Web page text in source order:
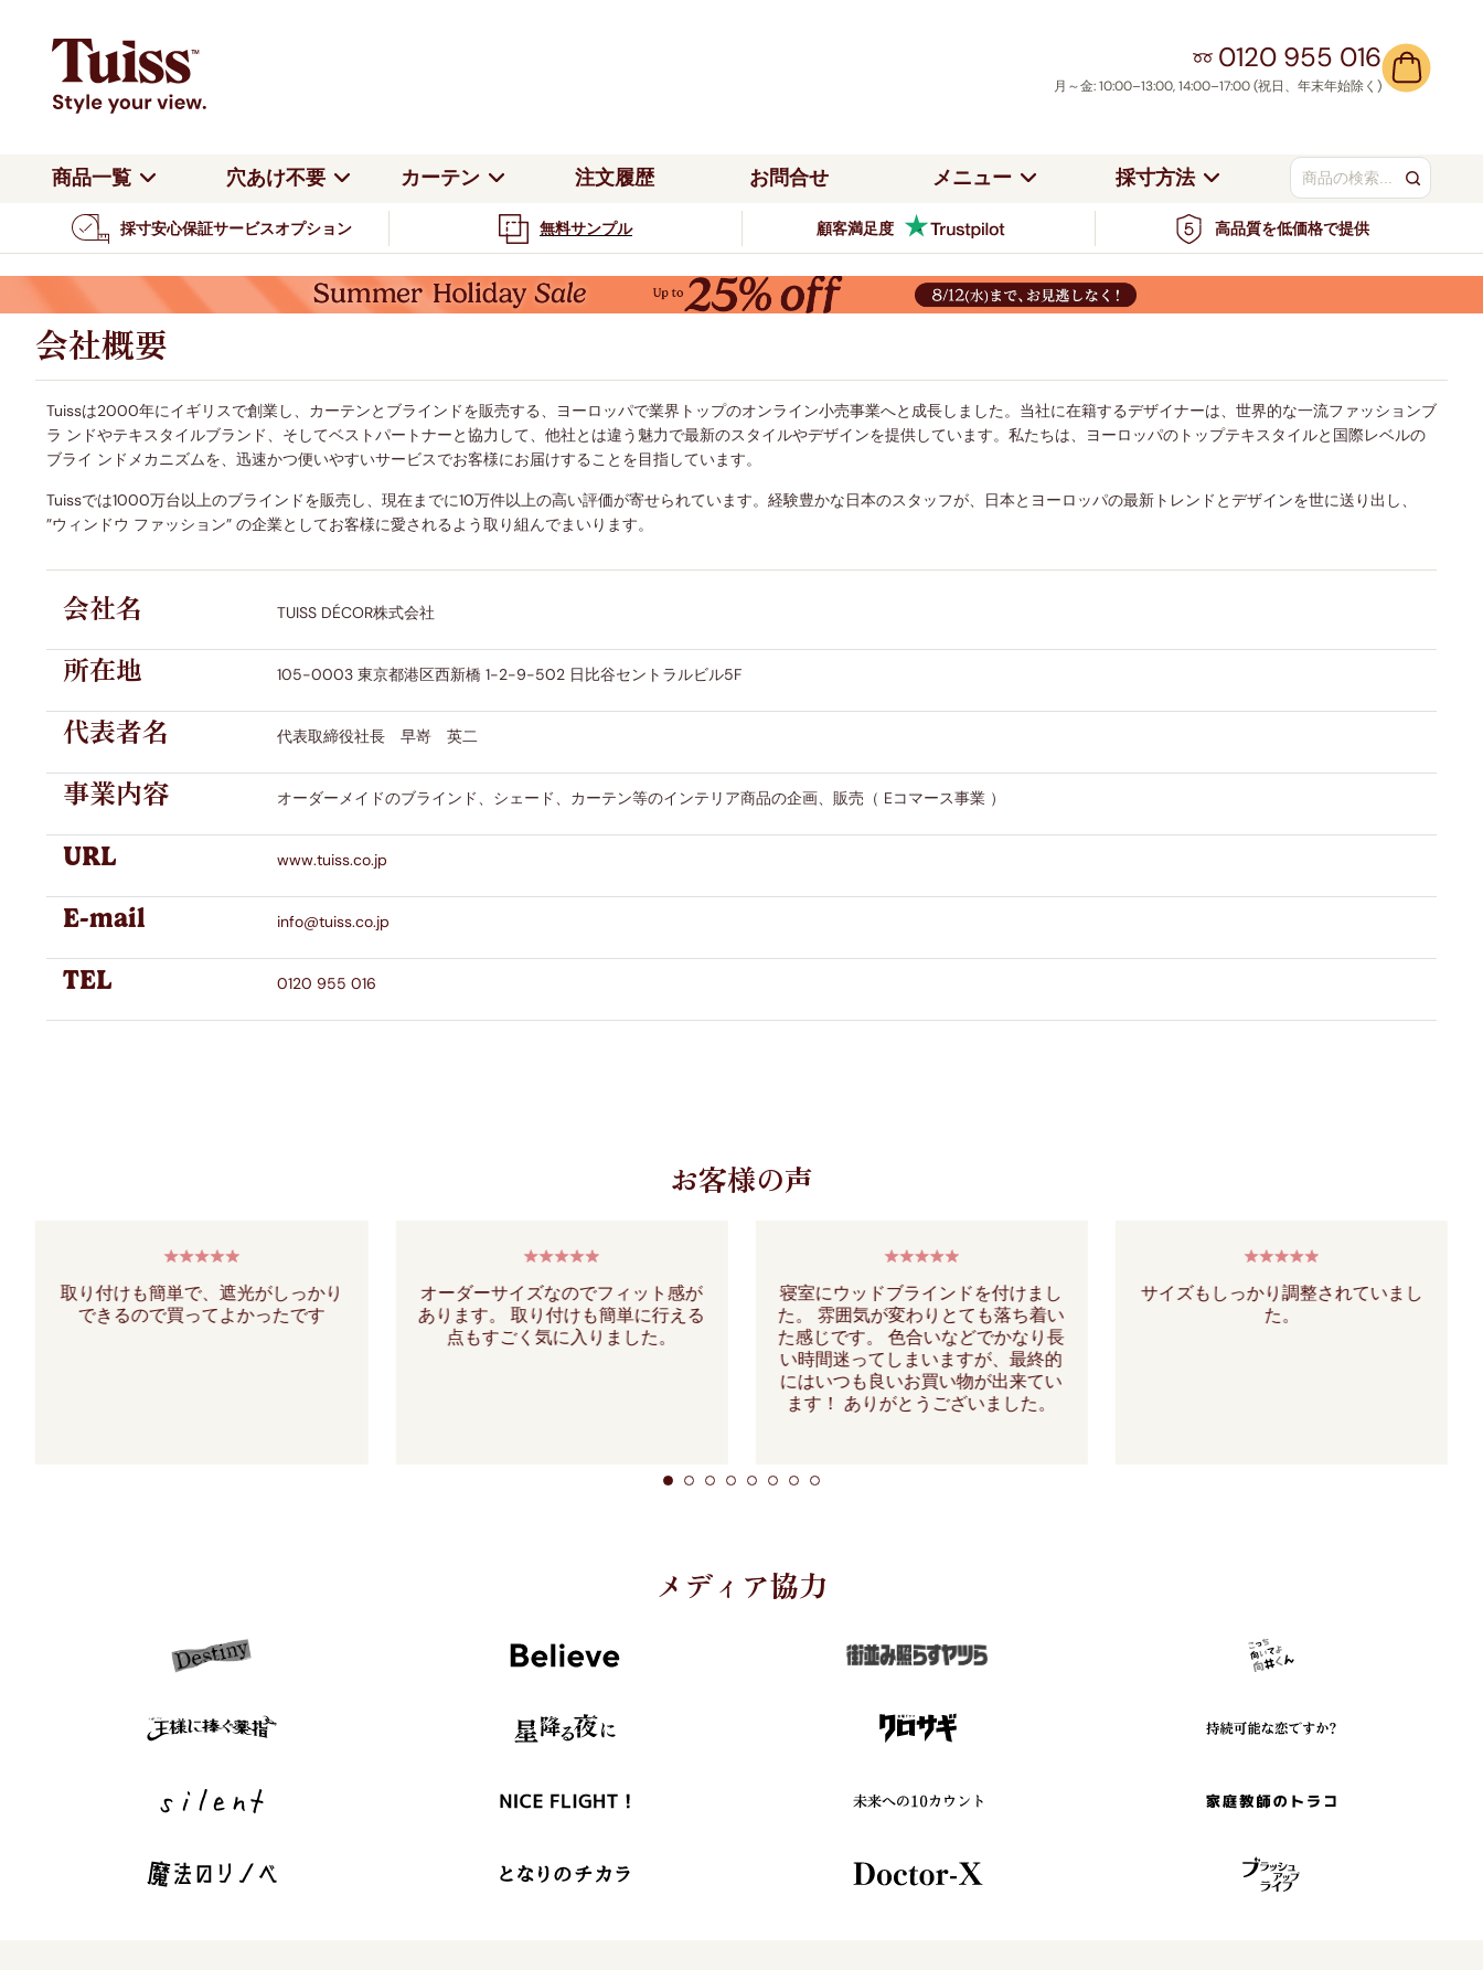
注文履歴 メニュー
よくある質問 注文履歴 サンプルのご注文
当社について
会社概要
配送・送料 5年間の品質保証
採寸安心保証サービス
返品・交換
ブラインドの採寸方法 カーテンの採寸方法
お客様事例
0120 955 016
月～金: 10:00–13:00, 14:00–17:00 (祝日、年末年始除く)
商品一覧
ハニカムシェード ロールスクリーン ウッドブラインド
バーチカルブラインド アルミブラインド
ローマンシェード
つっぱり式 賃貸OK・ビス不
要
ツインハニカム ダブルロールスクリーン 調光ロールスクリーン
トップダウンハニカム すだれ
遮光タイプ 子供部屋
ベージュ／ナチュ
ラル
グレー／シルバ
ー ブルー
ピンク ド オレンジ
穴あけ不要
つっぱり式 カーテンレール取り付け つっぱり式
ハニカムシェード
つっぱり式
アルミブラインド
つっぱり式
チェーン式
つっぱり式 つっぱり式 カーテンレール取り付け
カーテンレール取り付け
ロールスクリーン
カーテンレール取り付け
アルミブラインド
カーテンレール取り付け
バーチカルブラインド
カーテンレール取り付け
ウッドブラインド
カーテンレール取り付け
調光ロールスクリーン
カーテンレール取り付け
ローマンシェード
カーテン
すべてのカーテン
カーテン全商品を見る
カテゴリーで見る
種類
遮光カーテン
レースカーテン
4枚セットカーテン
裏地付きカーテン
ウェーブカーテン
無地
ストライプ・ボーダー
和柄・幾何学
ウィリアム・モリス
エマ・ブリッジウォーター
カラー
ホワイト＆シルバー
イエロー＆ゴールド
ブルー＆グリーン
採寸方法
ブラインドの採寸方法
カーテンの採寸方法
お問合せ
採寸安心保証サービスオプション 無料サンプル 顧客満足度 高品質を低価格で提供
会社概要
Tuissは2000年にイギリスで創業し、カーテンとブラインドを販売する、ヨーロッパで業界トップのオンライン小売事業へと成長しました。当社に在籍するデザイナーは、世界的な一流ファッションブ
ラ ンドやテキスタイルブランド、そしてベストパートナーと協力して、他社とは違う魅力で最新のスタイルやデザインを提供しています。私たちは、ヨーロッパのトップテキスタイルと国際レベルの
ブライ ンドメカニズムを、迅速かつ便いやすいサービスでお客様にお届けすることを目指しています。
Tuissでは1000万台以上のブラインドを販売し、現在までに10万件以上の高い評価が寄せられています。経験豊かな日本のスタッフが、日本とヨーロッパの最新トレンドとデザインを世に送り出し、
”ウィンドウ ファッション” の企業としてお客様に愛されるよう取り組んでまいります。
会社名 TUISS DÉCOR株式会社
所在地 105-0003 東京都港区西新橋 1-2-9-502 日比谷セントラルビル5F
代表者名 代表取締役社長 早嵜 英二
事業内容 オーダーメイドのブラインド、シェード、カーテン等のインテリア商品の企画、販売（ Eコマース事業 ）
URL www.tuiss.co.jp
E-mail info@tuiss.co.jp
TEL 0120 955 016
お客様の声
取り付けも簡単で、遮光がしっかり
できるので買ってよかったです
オーダーサイズなのでフィット感が
あります。 取り付けも簡単に行える
点もすごく気に入りました。
寝室にウッドブラインドを付けまし
た。 雰囲気が変わりとても落ち着い
た感じです。 色合いなどでかなり長
い時間迷ってしまいますが、最終的
にはいつも良いお買い物が出来てい
ます！ ありがとうございました。
サイズもしっかり調整されていまし
た。
メディア協力